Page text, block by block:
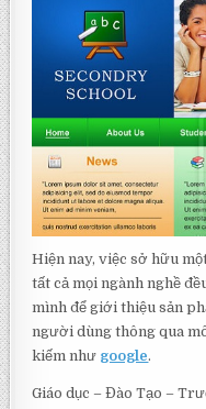
Hiện nay, việc sở hữu
tất cả mọi ngành nghề
mình để giới thiệu sản
người dùng thông qua
kiếm như google.
Giáo dục – Đào Tạo –